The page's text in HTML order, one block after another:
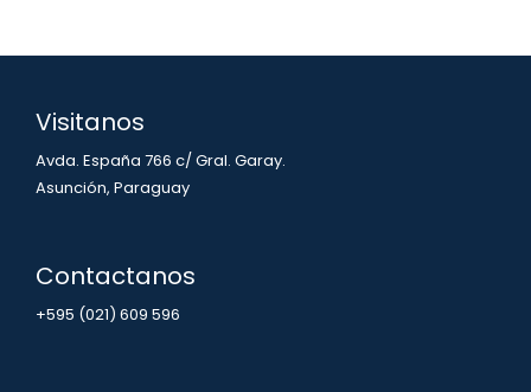
Visitanos
Avda. España 766 c/ Gral. Garay.
Asunción, Paraguay
Contactanos
+595 (021) 609 596